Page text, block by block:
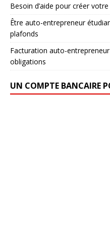
Besoin d’aide pour créer
Être auto-entrepreneur
plafonds
Facturation auto-
obligations
UN COMPTE BANCAIRE